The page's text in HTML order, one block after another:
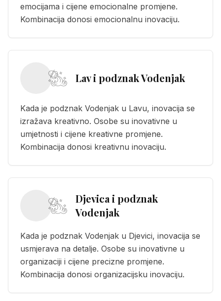
emocijama i cijene emocionalne promjene.
Kombinacija donosi emocionalnu inovaciju.
Lav i podznak Vodenjak
Kada je podznak Vodenjak u Lavu, inovacija se
izražava kreativno. Osobe su inovativne u
umjetnosti i cijene kreativne promjene.
Kombinacija donosi kreativnu inovaciju.
Djevica i podznak
Vodenjak
Kada je podznak Vodenjak u Djevici, inovacija se
usmjerava na detalje. Osobe su inovativne u
organizaciji i cijene precizne promjene.
Kombinacija donosi organizacijsku inovaciju.